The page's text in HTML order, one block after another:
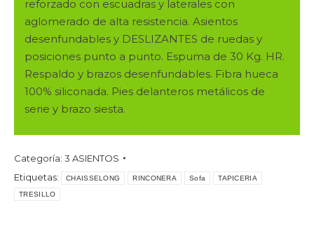
reforzado con escuadras y laterales con
aglomerado de alta resistencia. Asientos
desenfundables y DESLIZANTES de ruedas y
posiciones punto a punto. Espuma de 30 Kg. HR.
Respaldo y brazos desenfundables. Fibra hueca
100% siliconada. Pies delanteros metálicos de
serie y brazo siesta.
Categoría: 3 ASIENTOS
Etiquetas:
CHAISSELONG RINCONERA Sofa TAPICERIA
TRESILLO